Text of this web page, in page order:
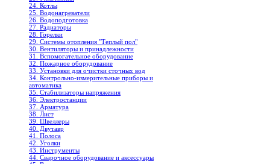
24. Котлы
25. Водонагреватели
26. Водоподготовка
27. Радиаторы
28. Горелки
29. Системы отопления "Теплый пол"
30. Вентиляторы и принадлежности
31. Вспомогательное оборудование
32. Пожарное оборудование
33. Установки для очистки сточных вод
34. Контрольно-измерительные приборы и
автоматика
35. Стабилизаторы напряжения
36. Электростанции
37. Арматура
38. Лист
39. Швеллеры
40. Двутавр
41. Полоса
42. Уголки
43. Инструменты
44. Сварочное оборудование и аксессуары